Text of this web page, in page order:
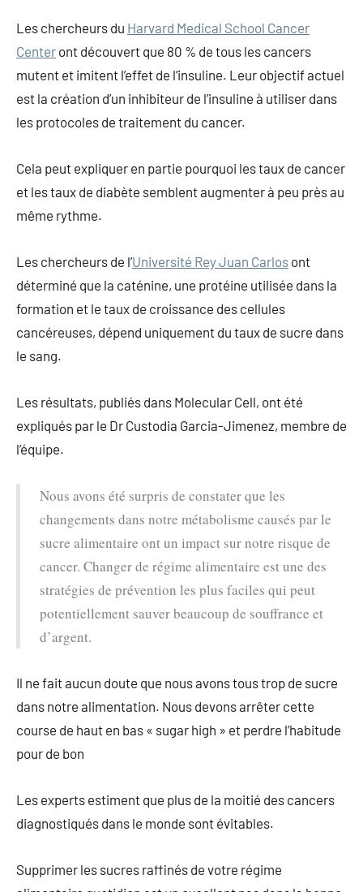
Les chercheurs du Harvard Medical School Cancer
Center ont découvert que 80 % de tous les cancers
mutent et imitent l’effet de l’insuline. Leur objectif actuel
est la création d’un inhibiteur de l’insuline à utiliser dans
les protocoles de traitement du cancer.
Cela peut expliquer en partie pourquoi les taux de cancer
et les taux de diabète semblent augmenter à peu près au
même rythme.
Les chercheurs de l’Université Rey Juan Carlos ont
déterminé que la caténine, une protéine utilisée dans la
formation et le taux de croissance des cellules
cancéreuses, dépend uniquement du taux de sucre dans
le sang.
Les résultats, publiés dans Molecular Cell, ont été
expliqués par le Dr Custodia Garcia-Jimenez, membre de
l’équipe.
Nous avons été surpris de constater que les
changements dans notre métabolisme causés par le
sucre alimentaire ont un impact sur notre risque de
cancer. Changer de régime alimentaire est une des
stratégies de prévention les plus faciles qui peut
potentiellement sauver beaucoup de souffrance et
d’argent.
Il ne fait aucun doute que nous avons tous trop de sucre
dans notre alimentation. Nous devons arrêter cette
course de haut en bas « sugar high » et perdre l’habitude
pour de bon
Les experts estiment que plus de la moitié des cancers
diagnostiqués dans le monde sont évitables.
Supprimer les sucres raffinés de votre régime